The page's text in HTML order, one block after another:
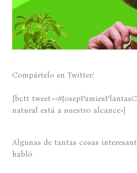
Compártelo en Twitter!
[bctt
natural está a nuestro alcance»]
Algunas de tantas cosas
habló